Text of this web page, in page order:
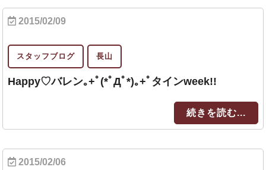
2015/02/09
スタッフブログ 長山
Happy♡バレン｡+ﾟ(*ﾟДﾟ*)｡+ﾟタインweek!!
続きを読む...
2015/02/06